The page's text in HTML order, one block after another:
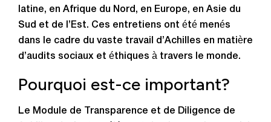
latine, en Afrique du Nord, en Europe, en Asie du
Sud et de l’Est. Ces entretiens ont été menés
dans le cadre du vaste travail d’Achilles en matière
d’audits sociaux et éthiques à travers le monde.
Pourquoi est-ce important?
Le Module de Transparence et de Diligence de